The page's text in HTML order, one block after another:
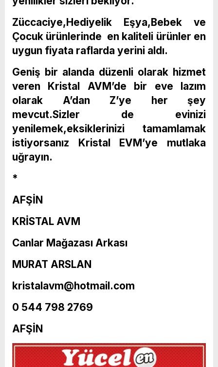
Züccaciye,Hediyelik Eşya,Bebek ve
Çocuk ürünlerinde en kaliteli ürünler en
uygun fiyata raflarda yerini aldı.
Geniş bir alanda düzenli olarak hizmet
veren Kristal AVM’de bir eve lazım
olarak A’dan Z’ye her şey
mevcut.Sizler de evinizi
yenilemek,eksiklerinizi tamamlamak
istiyorsanız Kristal EVM’ye mutlaka
uğrayın.
*
AFŞİN
KRİSTAL AVM
Canlar Mağazası Arkası
MURAT ARSLAN
kristalavm@hotmail.com
0 544 798 2769
AFŞİN